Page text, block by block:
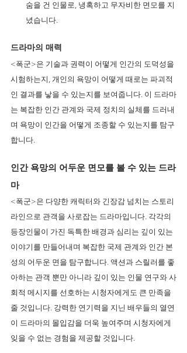
숨을 건 인물로, 냉혹하고 무자비한 면모를 지
녔습니다.
드라마의 매력
<폭군>은 기술과 권력이 어떻게 인간의 도덕성을
시험하는지, 개인의 욕망이 어떻게 때로는 파괴적
인 결과를 낳을 수 있는지를 보여줍니다. 이 드라마
는 복잡한 인간 관계와 국제 정치의 실체를 드러내
며 욕망이 인간을 어떻게 조종할 수 있는지를 탐구
합니다.
인간 욕망의 어두운 면모를 볼 수 있는 드라
마
<폭군>은 다양한 캐릭터와 긴장감 넘치는 스토리
라인으로 관객을 사로잡는 드라마입니다. 각각의
등장인물이 가진 독특한 배경과 심리는 깊이 있는
이야기를 만들어내며 복잡한 국제 관계와 인간 본
성의 어두운 면을 탐구합니다. 액션과 스릴러를 좋
아하는 관객 뿐만 아니라 깊이 있는 인물 연구와 사
회적 메시지를 선호하는 시청자에게도 큰 만족을
줄 것입니다. 강력한 연기력을 지닌 배우들의 열연
이 드라마의 몰입감을 더욱 높여주며 시청자에게
잊을 수 없는 경험을 제공할 것입니다.